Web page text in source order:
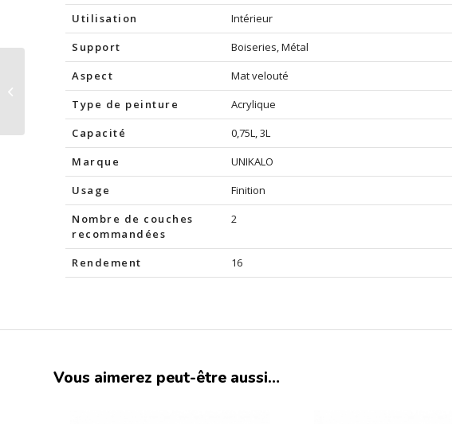
Utilisation
Intérieur
Support
Boiseries, Métal
Aspect
Mat velouté
Type de peinture
Acrylique
Capacité
0,75L, 3L
Marque
UNIKALO
Usage
Finition
Nombre de couches
recommandées
2
Rendement 16
Vous aimerez peut-être aussi…
O2LAK Infinity Mat
Velouté, Graminée